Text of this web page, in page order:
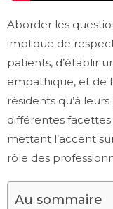
Aborder les
implique de
patients, d’établir
empathique, et de
résidents qu’à
différentes
mettant l’accent
rôle des
Au sommaire